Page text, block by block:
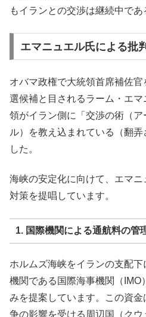
もイランとの交渉は継続中であ
エマニュエル氏による批
オバマ政権で大統領首席補佐
選候補と目されるラーム・エ
領がイラン側に「交渉の術（
ル）を教え込まれている（翻
した。
海峡の安定化に向けて、エマ
対策を提唱しています。
1. 国際機関による通航料の管
ホルムズ海峡をイランの支配
機関である国際海事機関（IMO
みを提案しています。この資
争の影響を受ける周辺国（クウ